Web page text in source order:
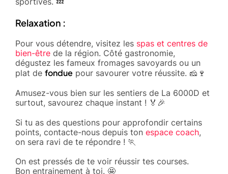
Relaxation :
Pour vous détendre, visitez les spas et centres de
bien-être de la région. Côté gastronomie,
dégustez les fameux fromages savoyards ou un
plat de fondue pour savourer votre réussite. 🧀🍷
Amusez-vous bien sur les sentiers de La 6000D et
surtout, savourez chaque instant ! 🏅🎉
Si tu as des questions pour approfondir certains
points, contacte-nous depuis ton espace coach,
on sera ravi de te répondre ! 🏃
On est pressés de te voir réussir tes courses.
Bon entrainement à toi. 🤩